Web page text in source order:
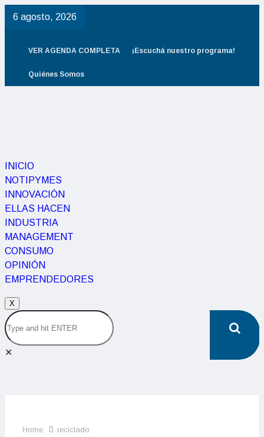
6 agosto, 2026
VER AGENDA COMPLETA ¡Escuchá nuestro programa!
Quiénes Somos
INICIO
NOTIPYMES
INNOVACIÓN
ELLAS HACEN
INDUSTRIA
MANAGEMENT
CONSUMO
OPINIÓN
EMPRENDEDORES
X
✕
Home reciclado